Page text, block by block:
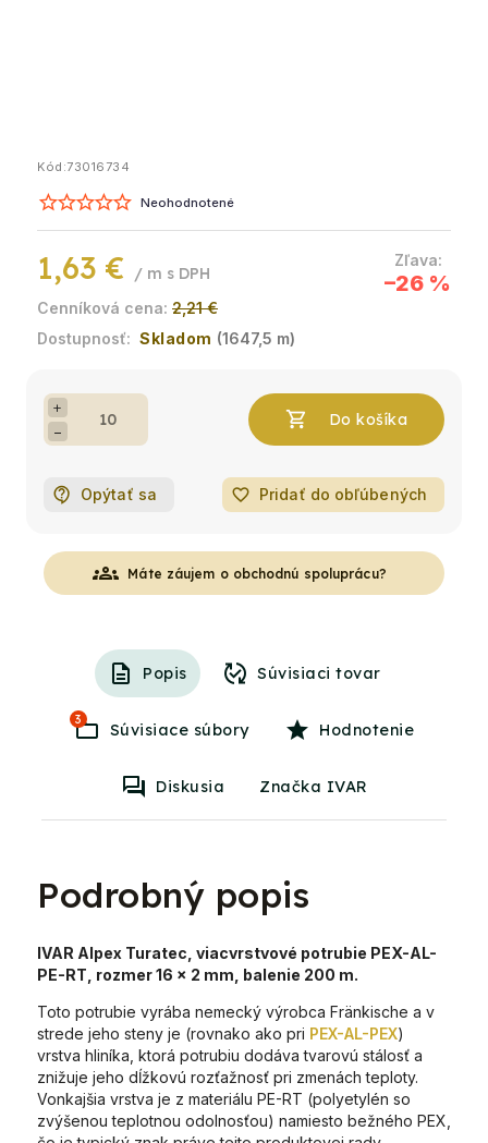
Kód:73016734
Neohodnotené
2,21 €
–26 %
1,63 € / m
Skladom (1647,5 m)
+
−
Opýtať sa favorite_border Pridať do obľúbených
groups Máte záujem o obchodnú spoluprácu?
Popis Súvisiaci tovar
3
Súvisiace súbory Hodnotenie
Diskusia Značka IVAR
Podrobný popis
IVAR Alpex Turatec, viacvrstvové potrubie PEX-AL-
PE-RT, rozmer 16 x 2 mm, balenie 200 m.
Toto potrubie vyrába nemecký výrobca Fränkische a v
strede jeho steny je (rovnako ako pri PEX-AL-PEX)
vrstva hliníka, ktorá potrubiu dodáva tvarovú stálosť a
znižuje jeho dĺžkovú rozťažnosť pri zmenách teploty.
Vonkajšia vrstva je z materiálu PE-RT (polyetylén so
zvýšenou teplotnou odolnosťou) namiesto bežného PEX,